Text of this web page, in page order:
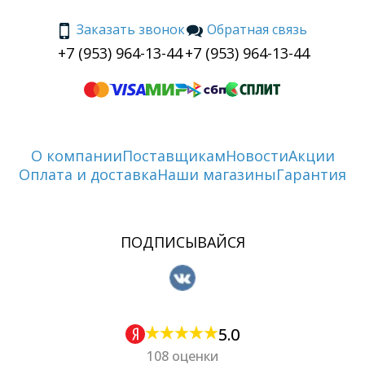
Заказать звонок
+7 (953) 964-13-44
Обратная связь
+7 (953) 964-13-44
О компанииПоставщикамНовостиАкции
Оплата и доставкаНаши магазиныГарантия
ПОДПИСЫВАЙСЯ
5.0
108 оценки